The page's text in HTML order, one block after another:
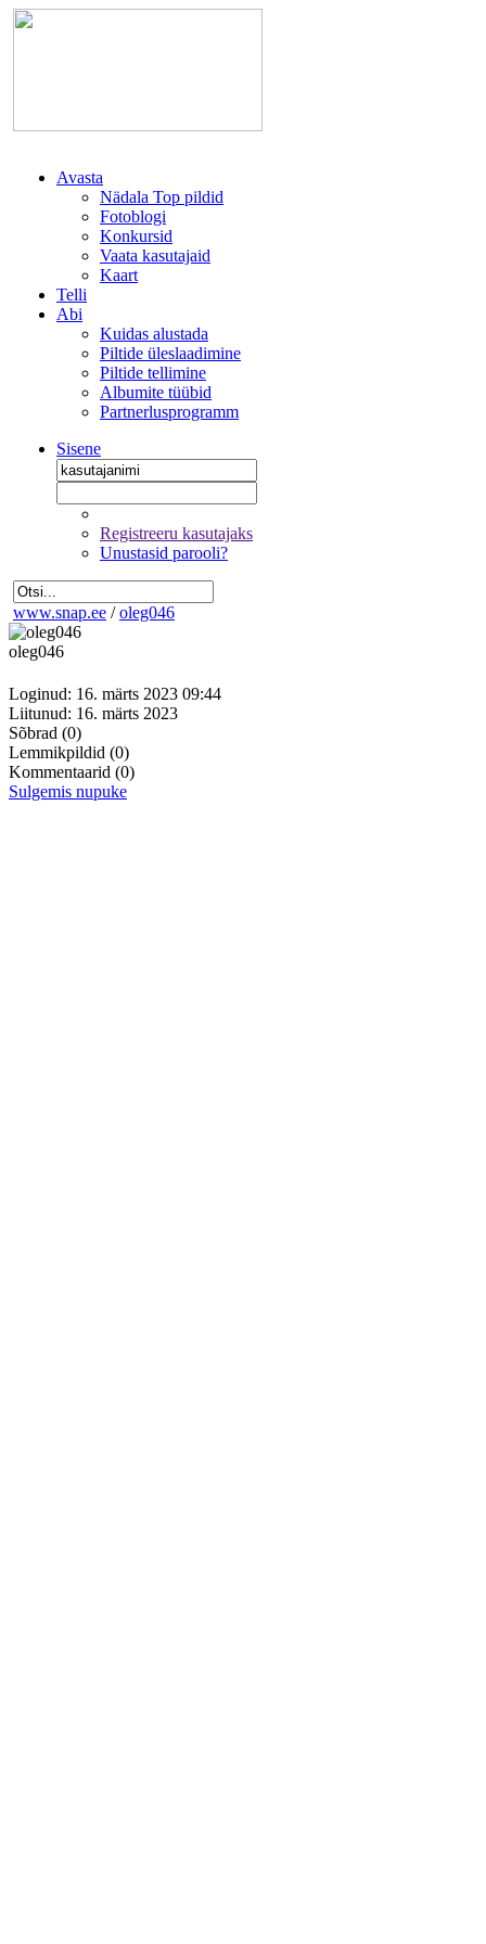
Avasta
Nädala Top pildid
Fotoblogi
Konkursid
Vaata kasutajaid
Kaart
Telli
Abi
Kuidas alustada
Piltide üleslaadimine
Piltide tellimine
Albumite tüübid
Partnerlusprogramm
Sisene
Registreeru kasutajaks
Unustasid parooli?
www.snap.ee / oleg046
oleg046
Loginud: 16. märts 2023 09:44
Liitunud: 16. märts 2023
Sõbrad (0)
Lemmikpildid (0)
Kommentaarid (0)
Sulgemis nupuke